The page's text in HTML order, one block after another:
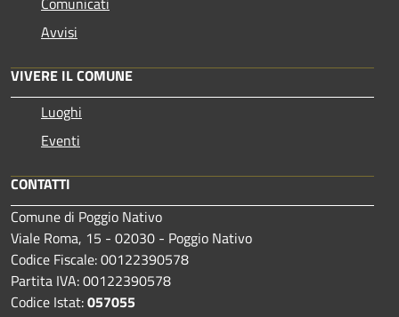
Avvisi
VIVERE IL COMUNE
Luoghi
Eventi
CONTATTI
Comune di Poggio Nativo
Viale Roma, 15 - 02030 - Poggio Nativo
Codice Fiscale: 00122390578
Partita IVA: 00122390578
Codice Istat:057055